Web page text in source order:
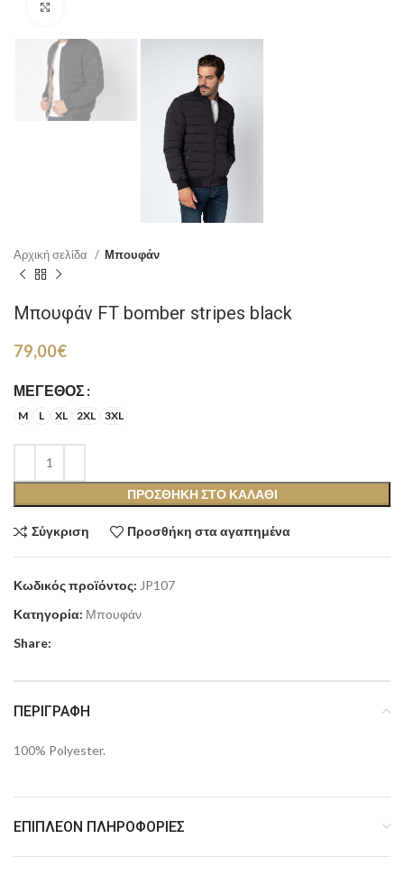
Αρχική σελίδα Μπουφάν
Μπουφάν FT bomber stripes black
79,00€
ΜΈΓΕΘΟΣ
M L XL 2XL 3XL
ΠΡΟΣΘΉΚΗ ΣΤΟ ΚΑΛΆΘΙ
Σύγκριση Προσθήκη στα αγαπημένα
Κωδικός προϊόντος: JP107
Κατηγορία: Μπουφάν
Share:
ΠΕΡΙΓΡΑΦΉ
100% Polyester.
ΕΠΙΠΛΈΟΝ ΠΛΗΡΟΦΟΡΊΕΣ